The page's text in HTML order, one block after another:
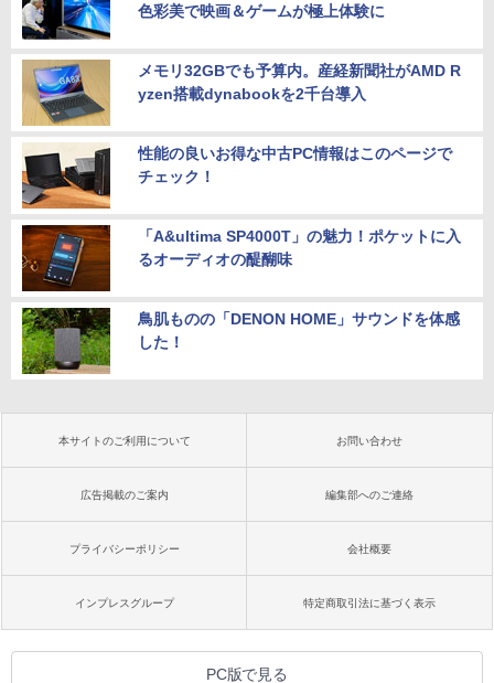
色彩美で映画＆ゲームが極上体験に
メモリ32GBでも予算内。産経新聞社がAMD R
yzen搭載dynabookを2千台導入
性能の良いお得な中古PC情報はこのページで
チェック！
「A&ultima SP4000T」の魅力！ポケットに入
るオーディオの醍醐味
鳥肌ものの「DENON HOME」サウンドを体感
した！
本サイトのご利用について お問い合わせ
広告掲載のご案内 編集部へのご連絡
プライバシーポリシー 会社概要
インプレスグループ 特定商取引法に基づく表示
PC版で見る